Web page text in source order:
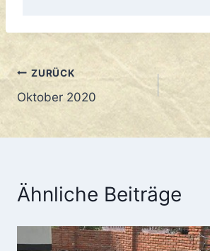
Beitragsnavigation
ZURÜCK
Oktober 2020
Ähnliche Beiträge